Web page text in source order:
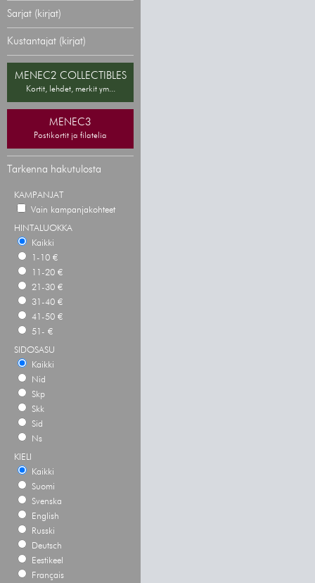
Sarjat (kirjat)
Kustantajat (kirjat)
MENEC2 COLLECTIBLES
Kortit, lehdet, merkit ym...
MENEC3
Postikortit ja filatelia
Tarkenna hakutulosta
KAMPANJAT
Vain kampanjakohteet
HINTALUOKKA
Kaikki
1-10 €
11-20 €
21-30 €
31-40 €
41-50 €
51- €
SIDOSASU
Kaikki
Nid
Skp
Skk
Sid
Ns
KIELI
Kaikki
Suomi
Svenska
English
Russki
Deutsch
Eestikeel
Français